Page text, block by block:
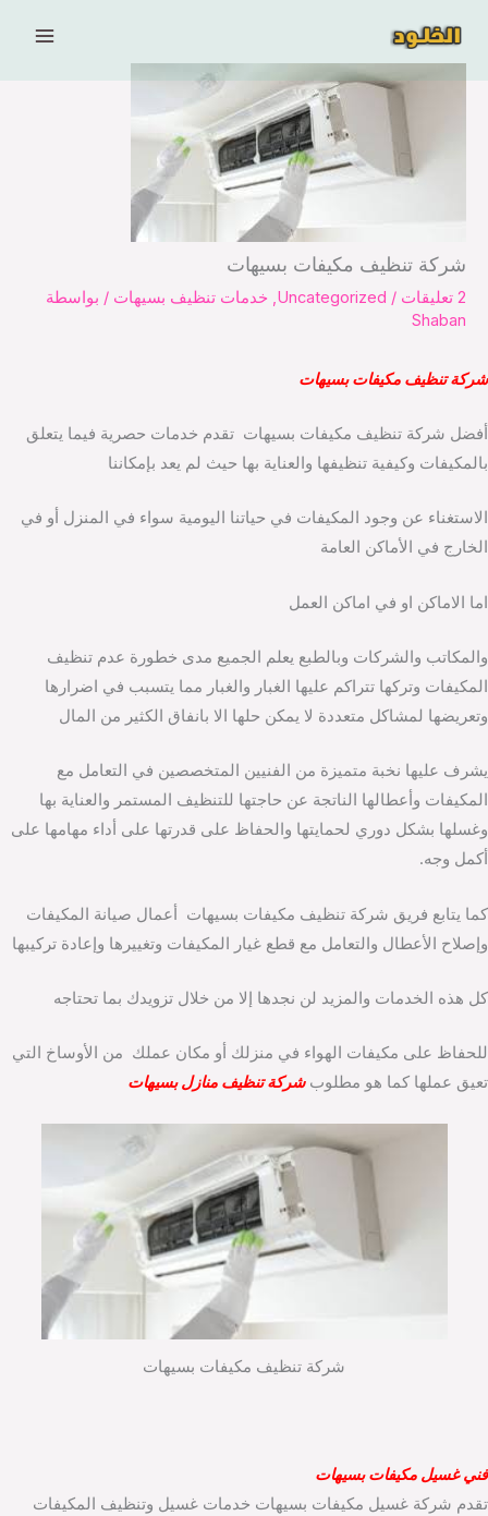
شركة تنظيف مكيفات بسيهات
2 تعليقات /
Uncategorized
, خدمات تنظيف بسيهات / بواسطة
Shaban
شركة تنظيف مكيفات بسيهات
أفضل شركة تنظيف مكيفات بسيهات تقدم خدمات حصرية فيما يتعلق
بالمكيفات وكيفية تنظيفها والعناية بها حيث لم يعد بإمكاننا
الاستغناء عن وجود المكيفات في حياتنا اليومية سواء في المنزل أو في
الخارج في الأماكن العامة
اما الاماكن او في اماكن العمل
والمكاتب والشركات وبالطبع يعلم الجميع مدى خطورة عدم تنظيف
المكيفات وتركها تتراكم عليها الغبار والغبار مما يتسبب في اضرارها
وتعريضها لمشاكل متعددة لا يمكن حلها الا بانفاق الكثير من المال
يشرف عليها نخبة متميزة من الفنيين المتخصصين في التعامل مع
المكيفات وأعطالها الناتجة عن حاجتها للتنظيف المستمر والعناية بها
وغسلها بشكل دوري لحمايتها والحفاظ على قدرتها على أداء مهامها على
أكمل وجه.
كما يتابع فريق شركة تنظيف مكيفات بسيهات أعمال صيانة المكيفات
وإصلاح الأعطال والتعامل مع قطع غيار المكيفات وتغييرها وإعادة تركيبها
كل هذه الخدمات والمزيد لن نجدها إلا من خلال تزويدك بما تحتاجه
للحفاظ على مكيفات الهواء في منزلك أو مكان عملك من الأوساخ التي
تعيق عملها كما هو مطلوبشركة تنظيف منازل بسيهات
شركة تنظيف مكيفات بسيهات
فني غسيل مكيفات بسيهات
تقدم شركة غسيل مكيفات بسيهات خدمات غسيل وتنظيف المكيفات